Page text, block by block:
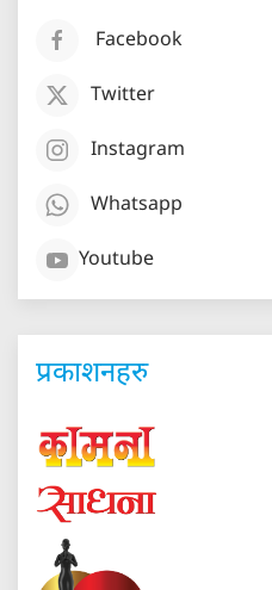
Facebook
Twitter
Instagram
Whatsapp
Youtube
प्रकाशनहरु